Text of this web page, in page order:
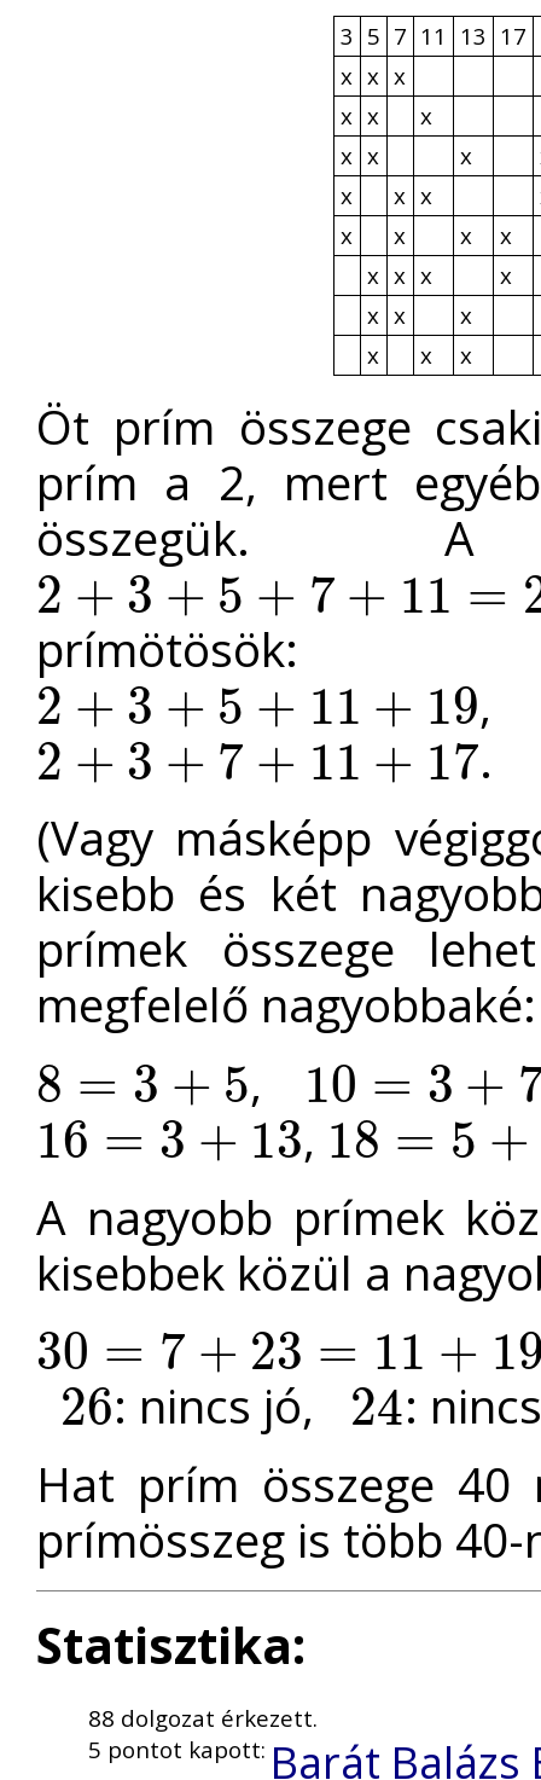
3 5 7 11 13 17
x x x
x x
x
x x x
x
x x
x
x x
x
x x x
x
x x
x
x
x x
Öt prím összege
prím a 2, mert
összegük.
2 + 3 + 5 + 7 + 11 =
2+ +5+ 7+11=28
2 + 3 + 5 + 11 + 19
2+ +5+ 11+ 19
2 + 3 + 7 + 11 + 17
2+ +7+ 11+ 17
.
(Vagy másképp
kisebb és két
prímek összege
megfelelő
8 = 3 + 5
8= +5 , 10 = 3 +
10=3 7
16 = 3 + 13
16=3 13 , 18 = 5 +
18 =5 13= +11
A nagyobb prímek
kisebbek közül a
30 = 7 + 23 = 11 +
30=7 23= 11+ 19=13 +17
26
26 : nincs jó, 24
24
:
Hat prím összege
prímösszeg is több
Statisztika:
88 dolgozat érkezett.
5 pontot kapott: Barát